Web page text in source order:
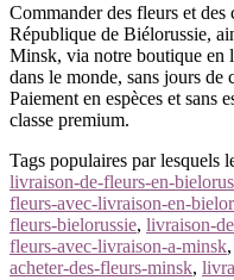
Commander des fleurs et
République de Biélorussie,
Minsk, via notre boutique en
dans le monde, sans jours de
Paiement en espèces et sans
classe premium.
Tags populaires par lesquels
livraison-de-fleurs-en-
fleurs-avec-livraison-en-
fleurs-bielorussie, livraison-
fleurs-avec-livraison-a-minsk,
acheter-des-fleurs-minsk,